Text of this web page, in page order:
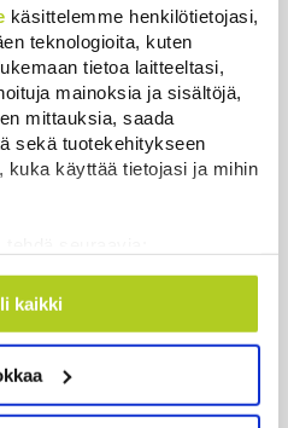
käsittelemme henkilötietojasi,
teknologioita, kuten
tietoa laitteeltasi,
mainoksia ja sisältöjä,
mittauksia, saada
sekä tuotekehitykseen
käyttää tietojasi ja mihin
sijainnistasi,
metrin tarkkuudella
(sormenjäljen
käsitellään ja miten
kaikki
ykkönen
pimennyslaseja
taitetaan kuivin suin